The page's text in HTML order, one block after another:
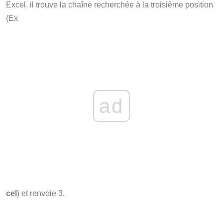
Excel, il trouve la chaîne recherchée à la troisième position
(Ex
ad
cel ) et renvoie 3.